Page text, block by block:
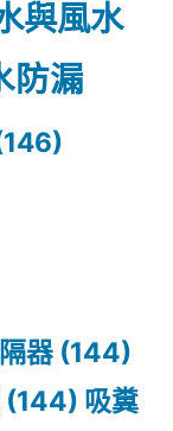
與風水
防漏
器 (144)
(144) 吸糞